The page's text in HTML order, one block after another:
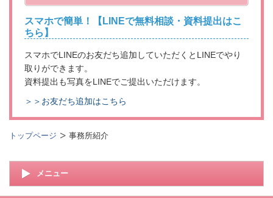
スマホで簡単！【LINEで無料相談・資料提出はこ
ちら】
スマホでLINEのお友だち追加していただくとLINEでやり
取りができます。
資料提出も写真をLINEでご提出いただけます。
＞＞お友だち追加はこちら
トップページ 事務所紹介
メニュー